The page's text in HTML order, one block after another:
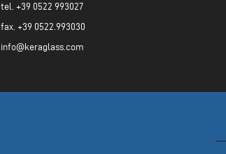
tel. +39 0522 993027
fax. +39 0522.993030
info@keraglass.com